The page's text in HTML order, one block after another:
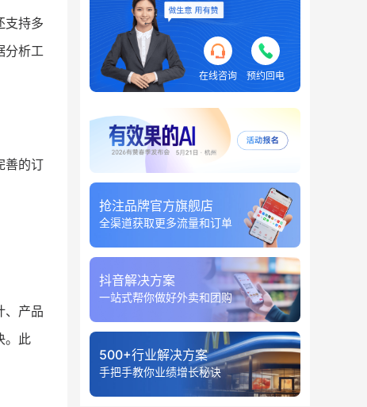
支持多
分析工
善的订
、产品
。此
在线咨询 预约回电
抢注品牌官方旗舰店
全渠道获取更多流量和订单
抖音解决方案
一站式帮你做好外卖和团购
500+行业解决方案
手把手教你业绩增长秘诀